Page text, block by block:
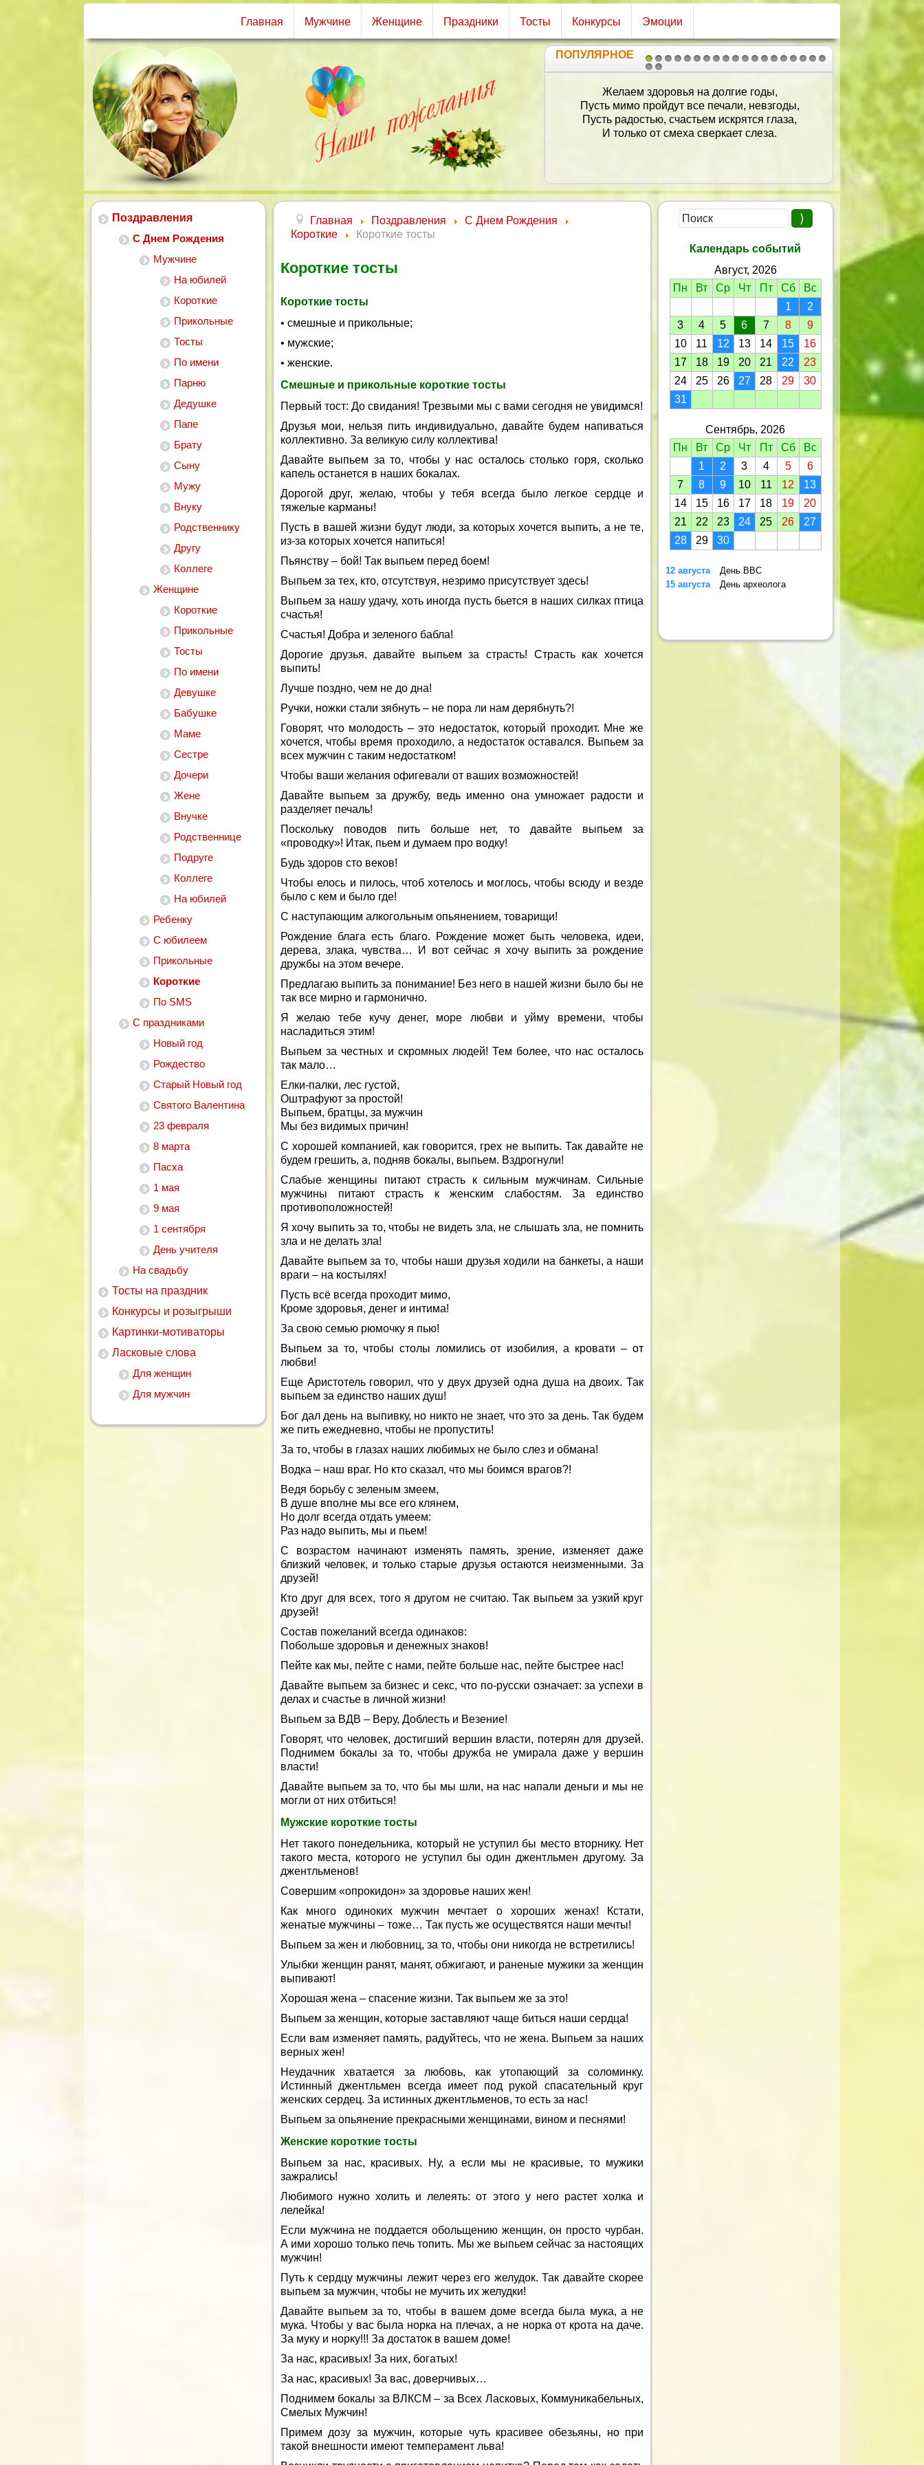
Главная Мужчине Женщине Праздники Тосты Конкурсы Эмоции
1 2
2021
ПОПУЛЯРНОЕ
Желаем вам счастья,
Здоровья, добра и тепла,
Чтоб все неудачи
Сгорели до тла,
Что ещё не сбылось!
Поздравления
С Днем Рождения
Мужчине
На юбилей
Короткие
Прикольные
Тосты
По имени
Парню
Дедушке
Папе
Брату
Сыну
Мужу
Внуку
Родственнику
Другу
Коллеге
Женщине
Короткие
Прикольные
Тосты
По имени
Девушке
Бабушке
Маме
Сестре
Дочери
Жене
Внучке
Родственнице
Подруге
Коллеге
На юбилей
Ребенку
С юбилеем
Прикольные
Короткие
По SMS
С праздниками
Новый год
Рождество
Старый Новый год
Святого Валентина
23 февраля
8 марта
Пасха
1 мая
9 мая
1 сентября
День учителя
На свадьбу
Тосты на праздник
Конкурсы и розыгрыши
Картинки-мотиваторы
Ласковые слова
Для женщин
Для мужчин
Главная Поздравления
С Днем Рождения
Короткие
Короткие тосты
Короткие тосты
Короткие тосты
• смешные и прикольные;
• мужские;
• женские.
Смешные и прикольные короткие тосты
Первый тост: До свидания! Трезвыми мы с вами сегодня не увидимся!
Друзья мои, нельзя пить индивидуально, давайте будем напиваться
коллективно. За великую силу коллектива!
Давайте выпьем за то, чтобы у нас осталось столько горя, сколько
капель останется в наших бокалах.
Дорогой друг, желаю, чтобы у тебя всегда было легкое сердце и
тяжелые карманы!
Пусть в вашей жизни будут люди, за которых хочется выпить, а не те,
из-за которых хочется напиться!
Пьянству – бой! Так выпьем перед боем!
Выпьем за тех, кто, отсутствуя, незримо присутствует здесь!
Выпьем за нашу удачу, хоть иногда пусть бьется в наших силках птица
счастья!
Счастья! Добра и зеленого бабла!
Дорогие друзья, давайте выпьем за страсть! Страсть как хочется
выпить!
Лучше поздно, чем не до дна!
Ручки, ножки стали зябнуть – не пора ли нам дерябнуть?!
Говорят, что молодость – это недостаток, который проходит. Мне же
хочется, чтобы время проходило, а недостаток оставался. Выпьем за
всех мужчин с таким недостатком!
Чтобы ваши желания офигевали от ваших возможностей!
Давайте выпьем за дружбу, ведь именно она умножает радости и
разделяет печаль!
Поскольку поводов пить больше нет, то давайте выпьем за
«проводку»! Итак, пьем и думаем про водку!
Будь здоров сто веков!
Чтобы елось и пилось, чтоб хотелось и моглось, чтобы всюду и везде
было с кем и было где!
С наступающим алкогольным опьянением, товарищи!
Рождение блага есть благо. Рождение может быть человека, идеи,
дерева, злака, чувства… И вот сейчас я хочу выпить за рождение
дружбы на этом вечере.
Предлагаю выпить за понимание! Без него в нашей жизни было бы не
так все мирно и гармонично.
Я желаю тебе кучу денег, море любви и уйму времени, чтобы
насладиться этим!
Выпьем за честных и скромных людей! Тем более, что нас осталось
так мало…
Елки-палки, лес густой,
Оштрафуют за простой!
Выпьем, братцы, за мужчин
Мы без видимых причин!
С хорошей компанией, как говорится, грех не выпить. Так давайте не
будем грешить, а, подняв бокалы, выпьем. Вздрогнули!
Слабые женщины питают страсть к сильным мужчинам. Сильные
мужчины питают страсть к женским слабостям. За единство
противоположностей!
Я хочу выпить за то, чтобы не видеть зла, не слышать зла, не помнить
зла и не делать зла!
Давайте выпьем за то, чтобы наши друзья ходили на банкеты, а наши
враги – на костылях!
Пусть всё всегда проходит мимо,
Кроме здоровья, денег и интима!
За свою семью рюмочку я пью!
Выпьем за то, чтобы столы ломились от изобилия, а кровати – от
любви!
Еще Аристотель говорил, что у двух друзей одна душа на двоих. Так
выпьем за единство наших душ!
Бог дал день на выпивку, но никто не знает, что это за день. Так будем
же пить ежедневно, чтобы не пропустить!
За то, чтобы в глазах наших любимых не было слез и обмана!
Водка – наш враг. Но кто сказал, что мы боимся врагов?!
Ведя борьбу с зеленым змеем,
В душе вполне мы все его клянем,
Но долг всегда отдать умеем:
Раз надо выпить, мы и пьем!
С возрастом начинают изменять память, зрение, изменяет даже
близкий человек, и только старые друзья остаются неизменными. За
друзей!
Кто друг для всех, того я другом не считаю. Так выпьем за узкий круг
друзей!
Состав пожеланий всегда одинаков:
Побольше здоровья и денежных знаков!
Пейте как мы, пейте с нами, пейте больше нас, пейте быстрее нас!
Давайте выпьем за бизнес и секс, что по-русски означает: за успехи в
делах и счастье в личной жизни!
Выпьем за ВДВ – Веру, Доблесть и Везение!
Говорят, что человек, достигший вершин власти, потерян для друзей.
Поднимем бокалы за то, чтобы дружба не умирала даже у вершин
власти!
Давайте выпьем за то, что бы мы шли, на нас напали деньги и мы не
могли от них отбиться!
Мужские короткие тосты
Нет такого понедельника, который не уступил бы место вторнику. Нет
такого места, которого не уступил бы один джентльмен другому. За
джентльменов!
Совершим «опрокидон» за здоровье наших жен!
Как много одиноких мужчин мечтает о хороших женах! Кстати,
женатые мужчины – тоже… Так пусть же осуществятся наши мечты!
Выпьем за жен и любовниц, за то, чтобы они никогда не встретились!
Улыбки женщин ранят, манят, обжигают, и раненые мужики за женщин
выпивают!
Хорошая жена – спасение жизни. Так выпьем же за это!
Выпьем за женщин, которые заставляют чаще биться наши сердца!
Если вам изменяет память, радуйтесь, что не жена. Выпьем за наших
верных жен!
Неудачник хватается за любовь, как утопающий за соломинку.
Истинный джентльмен всегда имеет под рукой спасательный круг
женских сердец. За истинных джентльменов, то есть за нас!
Выпьем за опьянение прекрасными женщинами, вином и песнями!
Женские короткие тосты
Выпьем за нас, красивых. Ну, а если мы не красивые, то мужики
зажрались!
Любимого нужно холить и лелеять: от этого у него растет холка и
лелейка!
Если мужчина не поддается обольщению женщин, он просто чурбан.
А ими хорошо только печь топить. Мы же выпьем сейчас за настоящих
мужчин!
Путь к сердцу мужчины лежит через его желудок. Так давайте скорее
выпьем за мужчин, чтобы не мучить их желудки!
Давайте выпьем за то, чтобы в вашем доме всегда была мука, а не
мука. Чтобы у вас была норка на плечах, а не норка от крота на даче.
За муку и норку!!! За достаток в вашем доме!
За нас, красивых! За них, богатых!
За нас, красивых! За вас, доверчивых…
Поднимем бокалы за ВЛКСМ – за Всех Ласковых, Коммуникабельных,
Смелых Мужчин!
Примем дозу за мужчин, которые чуть красивее обезьяны, но при
такой внешности имеют темперамент льва!
Календарь событий
Август, 2026
Пн
Вт Ср Чт Пт Сб
Вс
1
2
3
4 5 6 7 8
9
10
11 12 13 14 15
16
17
18 19 20 21 22
23
24
25 26 27 28 29
30
31
Сентябрь, 2026
Пн
Вт Ср Чт Пт Сб
Вс
1
2 3 4 5
6
7
8 9 10 11 12
13
14
15 16 17 18 19
20
21
22 23 24 25 26
27
28
29 30
12 августа
День ВВС
15 августа
День археолога